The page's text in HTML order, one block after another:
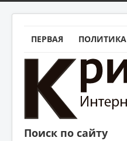
ПЕРВАЯ ПОЛИТИКА
Поиск по сайту